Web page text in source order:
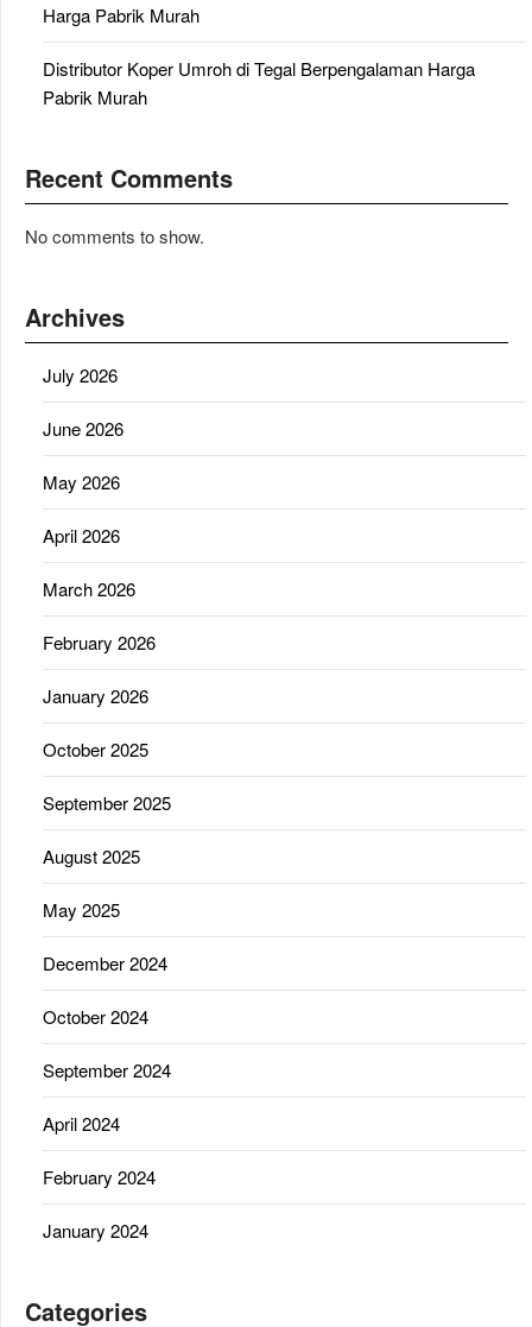
Harga Pabrik Murah
Distributor Koper Umroh di Tegal Berpengalaman Harga
Pabrik Murah
Recent Comments
No comments to show.
Archives
July 2026
June 2026
May 2026
April 2026
March 2026
February 2026
January 2026
October 2025
September 2025
August 2025
May 2025
December 2024
October 2024
September 2024
April 2024
February 2024
January 2024
Categories